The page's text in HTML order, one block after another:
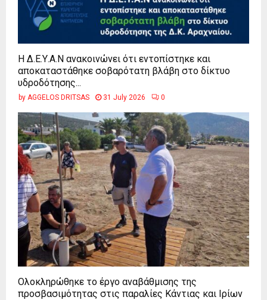
Η Δ.Ε.Υ.Α.Ν ανακοινώνει ότι εντοπίστηκε και
αποκαταστάθηκε σοβαρότατη βλάβη στο δίκτυο
υδροδότησης...
by AGGELOS DRITSAS 31 July 2026 0
Ολοκληρώθηκε το έργο αναβάθμισης της
προσβασιμότητας στις παραλίες Κάντιας και Ιρίων